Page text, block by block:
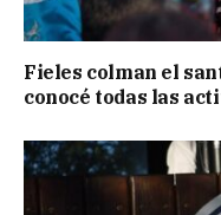
Fieles colman el
conocé todas las